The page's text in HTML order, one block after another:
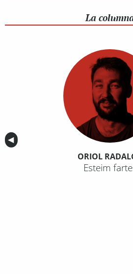
La
Anterior
◀︎
ORIOL
Esteim